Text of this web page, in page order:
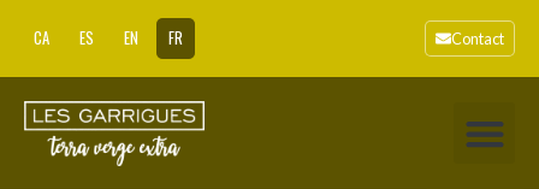
CA ES EN FR Contact